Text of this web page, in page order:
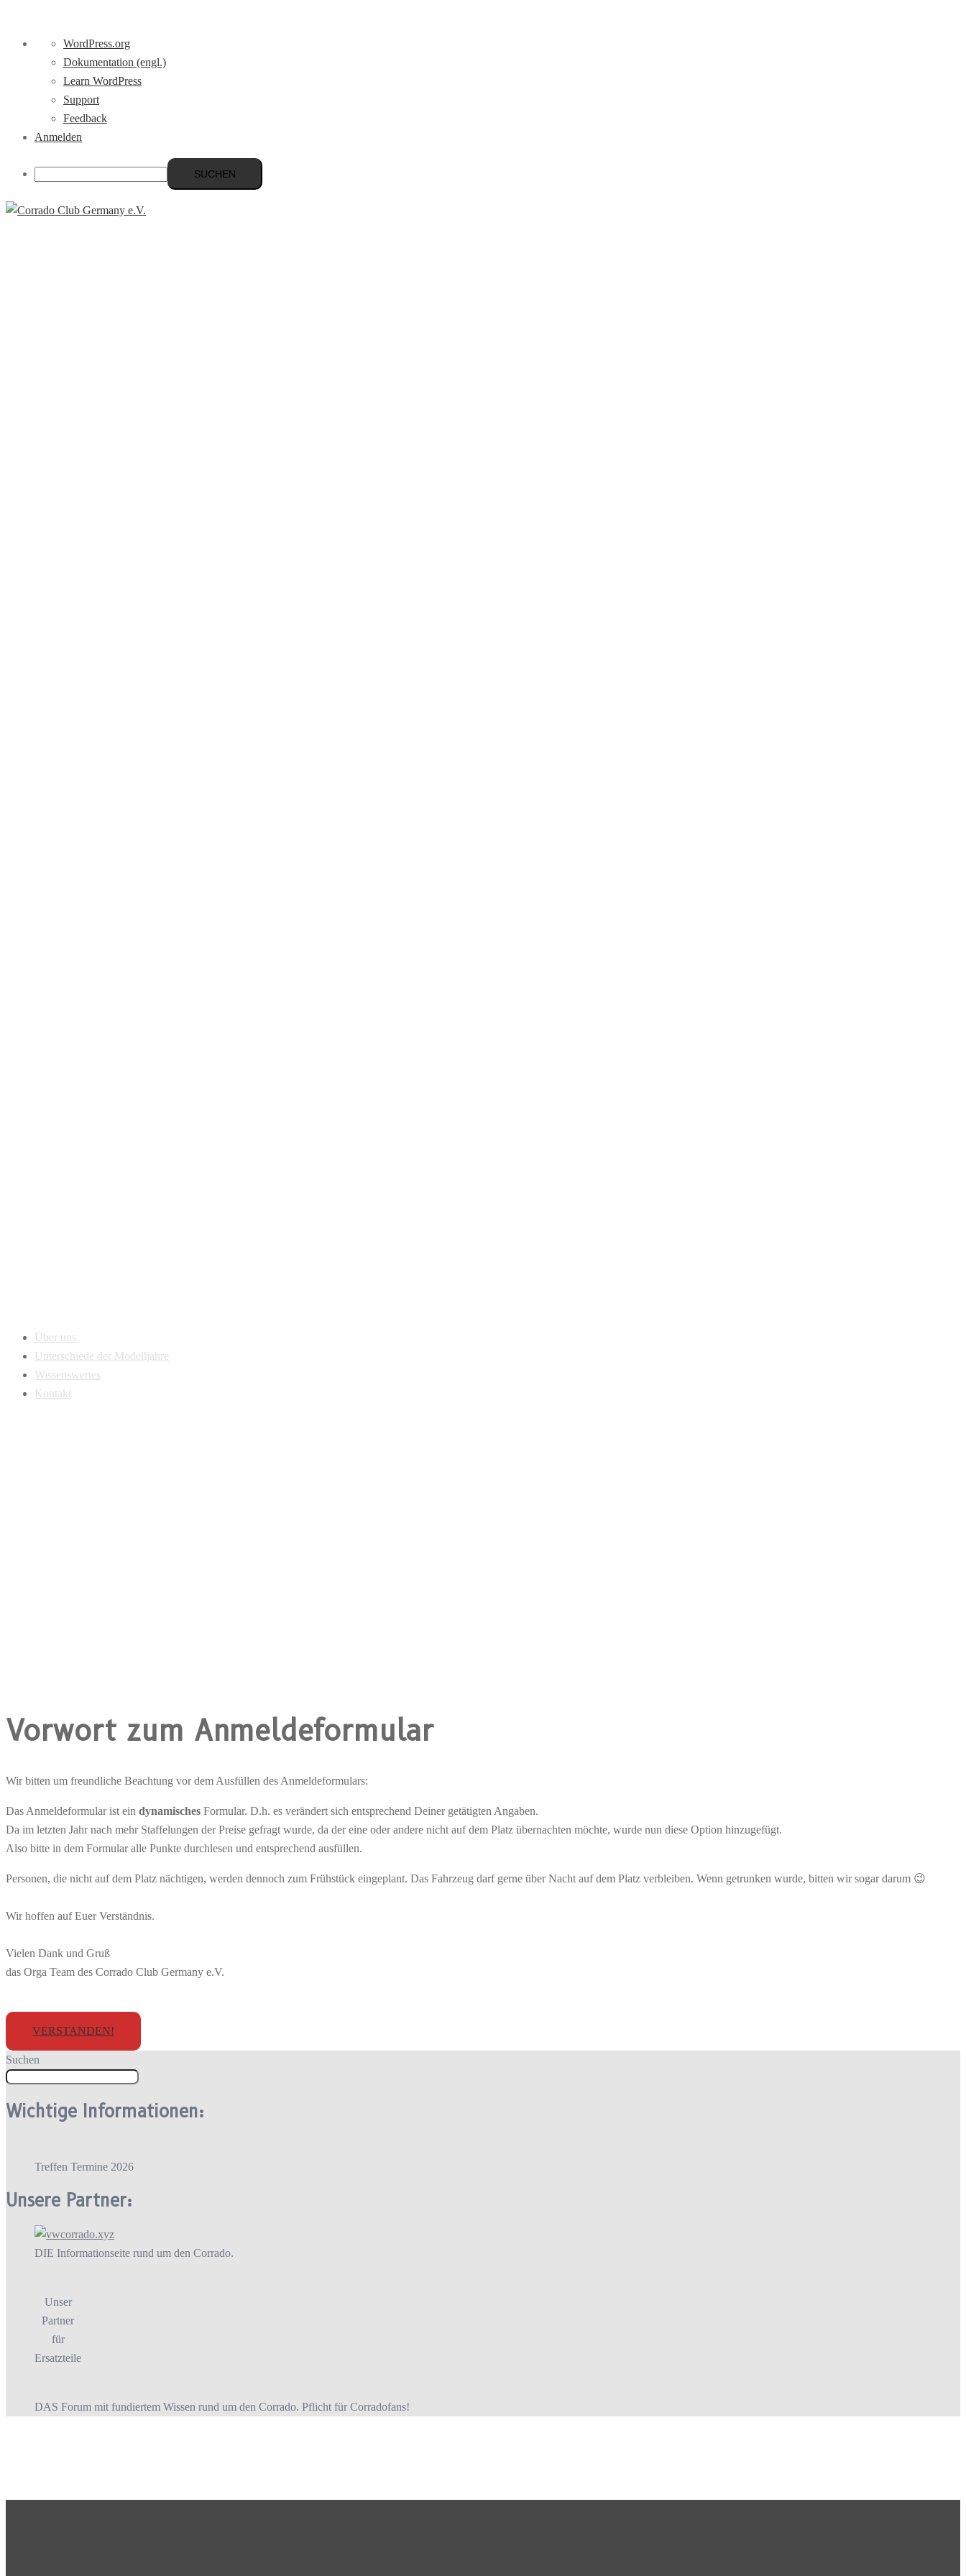
Über
WordPress
WordPress.org
Dokumentation (engl.)
Learn WordPress
Support
Feedback
Anmelden
Suchen
Zum
Über uns
Unterschiede der Modelljahre
Wissenswertes
Kontakt
Vorwort zum Anmeldeformular
Wir bitten um freundliche Beachtung vor dem Ausfüllen des Anmeldeformulars:
Das Anmeldeformular ist ein dynamisches Formular. D.h. es verändert sich entsprechend Deiner getätigten Angaben.
Da im letzten Jahr nach mehr Staffelungen der Preise gefragt wurde, da der eine oder andere nicht auf dem Platz übernachten möchte, wurde nun diese Option hinzugefügt.
Also bitte in dem Formular alle Punkte durchlesen und entsprechend ausfüllen.
Personen, die nicht auf dem Platz nächtigen, werden dennoch zum Frühstück eingeplant. Das Fahrzeug darf gerne über Nacht auf dem Platz verbleiben. Wenn getrunken wurde, bitten wir sogar darum 😉
Wir hoffen auf Euer Verständnis.
Vielen Dank und Gruß
das Orga Team des Corrado Club Germany e.V.
VERSTANDEN!
Suchen
Wichtige Informationen:
Treffen Termine 2026
Unsere Partner:
DIE Informationseite rund um den Corrado.
Unser
Partner
für
Ersatzteile
DAS Forum mit fundiertem Wissen rund um den Corrado. Pflicht für Corradofans!